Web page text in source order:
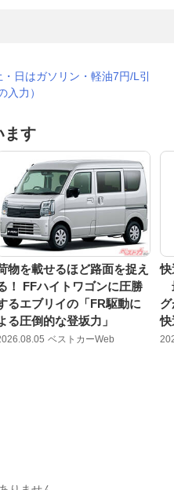
日はガソリン・軽油7円/L引
入力）
ます
物を載せるほど路面を捉え
！ FFハイトワゴンに圧勝
るエブリイの「FR駆動に
る圧倒的な登坂力」
ベストカーWeb
快